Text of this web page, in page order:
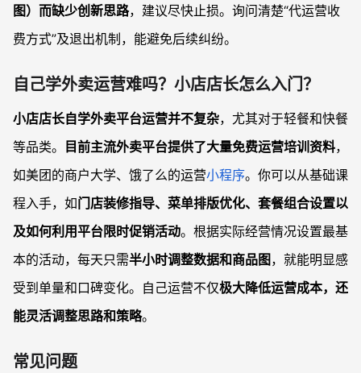
图）而缺少创新思路，建议尽快止损。询问清楚“代运营收
费方式”及退出机制，能避免后续纠纷。
自己学外卖运营难吗？小店店长怎么入门？
小店店长自学外卖平台运营并不复杂，尤其对于轻餐和快餐
等品类。
目前主流外卖平台提供了大量免费运营培训资料，
如美团的商户大学、饿了么的运营小程序。你可以从基础课
程入手，如门店装修指导、菜单排版优化、套餐组合设置以
及如何利用平台限时促销活动。根据实际经营情况设置最基
本的活动，每天只需半小时调整数据和商品图 ，就能明显感
受到单量和口碑变化。自己运营不仅极大降低运营成本，还
能灵活调整思路和策略。
常见问题